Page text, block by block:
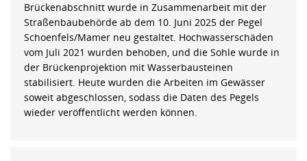
Brückenabschnitt wurde in Zusammenarbeit mit der
Straßenbaubehörde ab dem 10. Juni 2025 der Pegel
Schoenfels/Mamer neu gestaltet. Hochwasserschäden
vom Juli 2021 wurden behoben, und die Sohle wurde in
der Brückenprojektion mit Wasserbausteinen
stabilisiert. Heute wurden die Arbeiten im Gewässer
soweit abgeschlossen, sodass die Daten des Pegels
wieder veröffentlicht werden können.